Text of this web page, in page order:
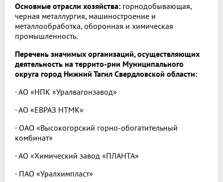
Основные отрасли хозяйства: горнодобывающая,
черная металлургия, машиностроение и
металлообработка, оборонная и химическая
промышленность.
Перечень значимых организаций, осуществляющих
деятельность на террито-рии Муниципального
округа город Нижний Тагил Свердловской области:
· АО «НПК «Уралвагонзавод»
· АО «ЕВРАЗ НТМК»
· ОАО «Высокогорский горно-обогатительный
комбинат»
· АО «Химический завод «ПЛАНТА»
· ПАО «Уралхимпласт»